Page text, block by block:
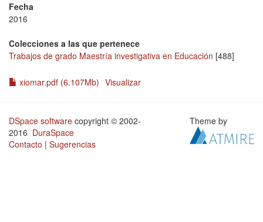
Fecha
2016
Colecciones a las que pertenece
Trabajos de grado Maestría investigativa en Educación [488]
xiomar.pdf (6.107Mb) Visualizar
DSpace software copyright © 2002-
2016 DuraSpace
Contacto | Sugerencias
Theme by